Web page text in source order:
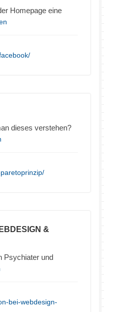
Homepage eine
dieses verstehen?
&
Psychiater und
bei-webdesign-